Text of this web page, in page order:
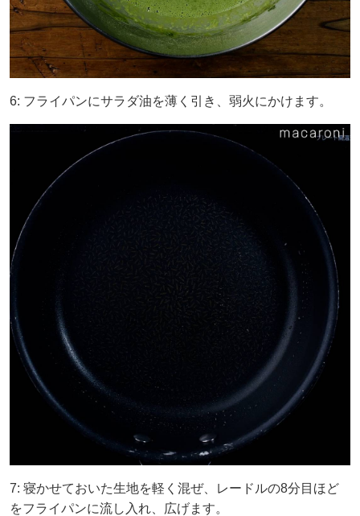
6: フライパンにサラダ油を薄く引き、弱火にかけます。
7: 寝かせておいた生地を軽く混ぜ、レードルの8分目ほど
をフライパンに流し入れ、広げます。